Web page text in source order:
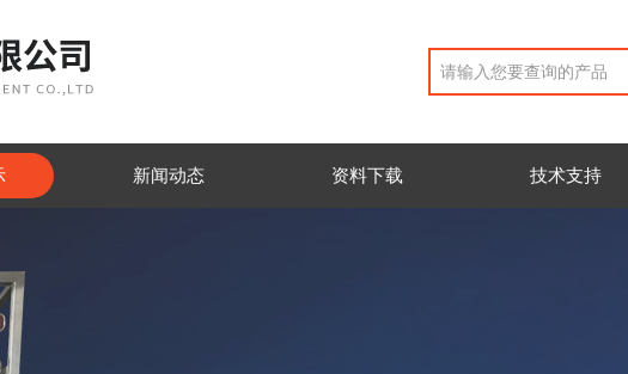
新闻动态 资料下载 技术支持